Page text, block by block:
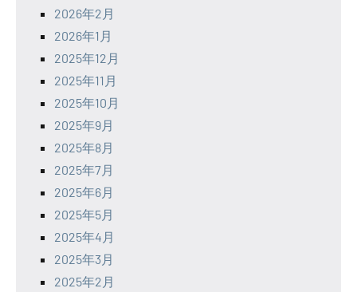
2026年2月
2026年1月
2025年12月
2025年11月
2025年10月
2025年9月
2025年8月
2025年7月
2025年6月
2025年5月
2025年4月
2025年3月
2025年2月